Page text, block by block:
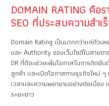
DOMAIN RATING คือ
SEO ที่ประสบความสำเ
Domain Rating เป็นมากกว่าแค่ตัวเ
และ Authority ของเว็บไซต์ในสายต
DR ที่ดีจะช่วยเพิ่มโอกาสในการติดอั
ลูกค้า และเปิดโอกาสทางธุรกิจใหม่
เวลาและความพยายามอย่างต่อเนื่อ
ระยะยาว